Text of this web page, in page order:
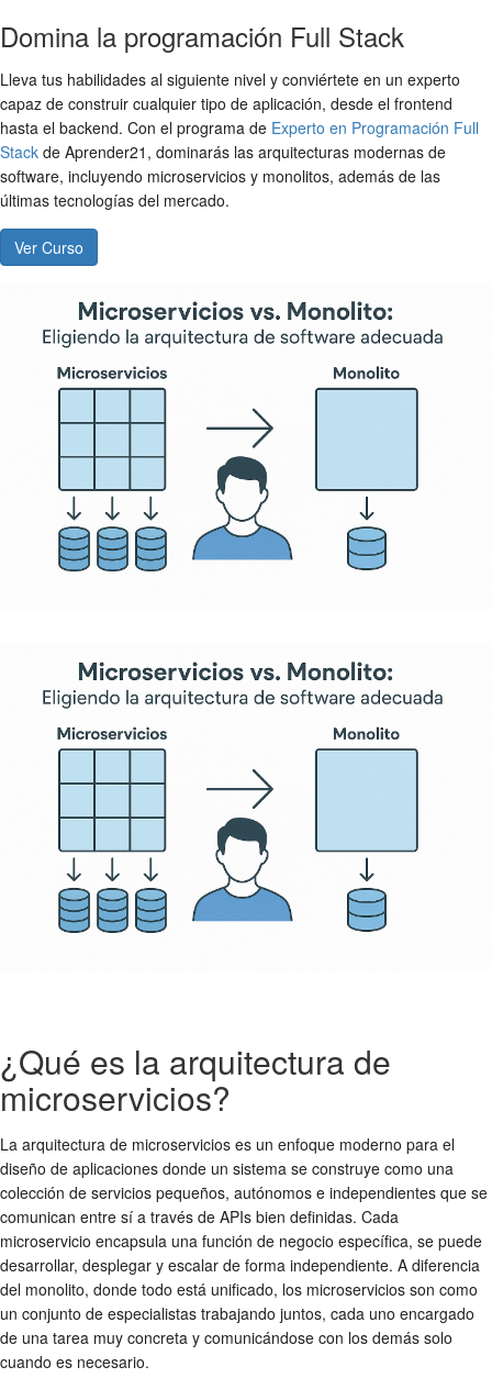
Domina la programación Full Stack
Lleva tus habilidades al siguiente nivel y conviértete en un experto
capaz de construir cualquier tipo de aplicación, desde el frontend
hasta el backend. Con el programa de Experto en Programación Full
Stack de Aprender21, dominarás las arquitecturas modernas de
software, incluyendo microservicios y monolitos, además de las
últimas tecnologías del mercado.
Ver Curso
¿Qué es la arquitectura de
microservicios?
La arquitectura de microservicios es un enfoque moderno para el
diseño de aplicaciones donde un sistema se construye como una
colección de servicios pequeños, autónomos e independientes que se
comunican entre sí a través de APIs bien definidas. Cada
microservicio encapsula una función de negocio específica, se puede
desarrollar, desplegar y escalar de forma independiente. A diferencia
del monolito, donde todo está unificado, los microservicios son como
un conjunto de especialistas trabajando juntos, cada uno encargado
de una tarea muy concreta y comunicándose con los demás solo
cuando es necesario.